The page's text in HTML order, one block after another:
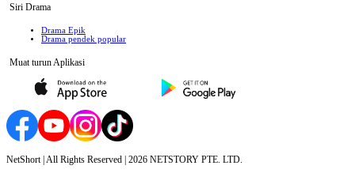
Siri Drama
Drama Epik
Drama pendek popular
Muat turun Aplikasi
NetShort | All Rights Reserved | 2026 NETSTORY PTE. LTD.